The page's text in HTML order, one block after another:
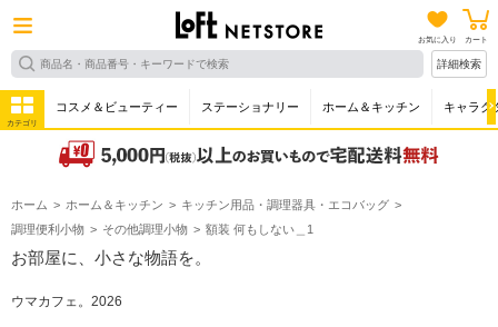
お気に入り カート
詳細検索
カテゴリ
コスメ＆ビューティー ステーショナリー ホーム＆キッチン キャラク
ホーム ホーム＆キッチン
キッチン用品・調理器具・エコバッグ
調理便利小物
その他調理小物 額装 何もしない＿1
お部屋に、小さな物語を。
ウマカフェ。2026